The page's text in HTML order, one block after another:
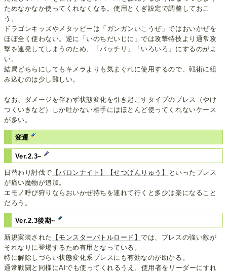
ためなかなか使ってくれなくなる。使用とくぎ設定で調整しておこ
う。
ドラゴンキッズやメタッピーは「ガンガンいこうぜ」ではおいかぜを
ほぼ全く使わない。逆に「いのちだいじに」では攻撃特技より通常攻
撃を連発してしまうのため、「バッチリ」「いろいろ」にするのがよ
い。
結局どちらにしてもキメラよりも気まぐれに使用するので、戦術に組
み込むのは少し難しい。
なお、ダメージを伴わず状態変化を引き起こすタイプのブレス（やけ
つくいきなど）しか吐かない相手にはほとんど使ってくれないケース
が多い。
変遷
Ver.2.3~
日替わり討伐で 【バロンナイト】 【せつげんりゅう】
といったブレス
が痛い魔物が追加。
エモノ呼び狩りならおいかぜ持ちを連れて行くと多少は楽になること
だろう。
Ver.2.3後期~
新規実装された 【モンスターバトルロード】では、ブレスの強い敵が
それなりに登場するため有用となっている。
特に解除しづらい状態変化系ブレスにも有効なのが助かる。
通常戦闘と同様にAIでも使ってくれるうえ、使用者をリーダーにすれ